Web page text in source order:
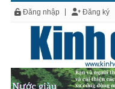
Đăng nhập Đăng ký